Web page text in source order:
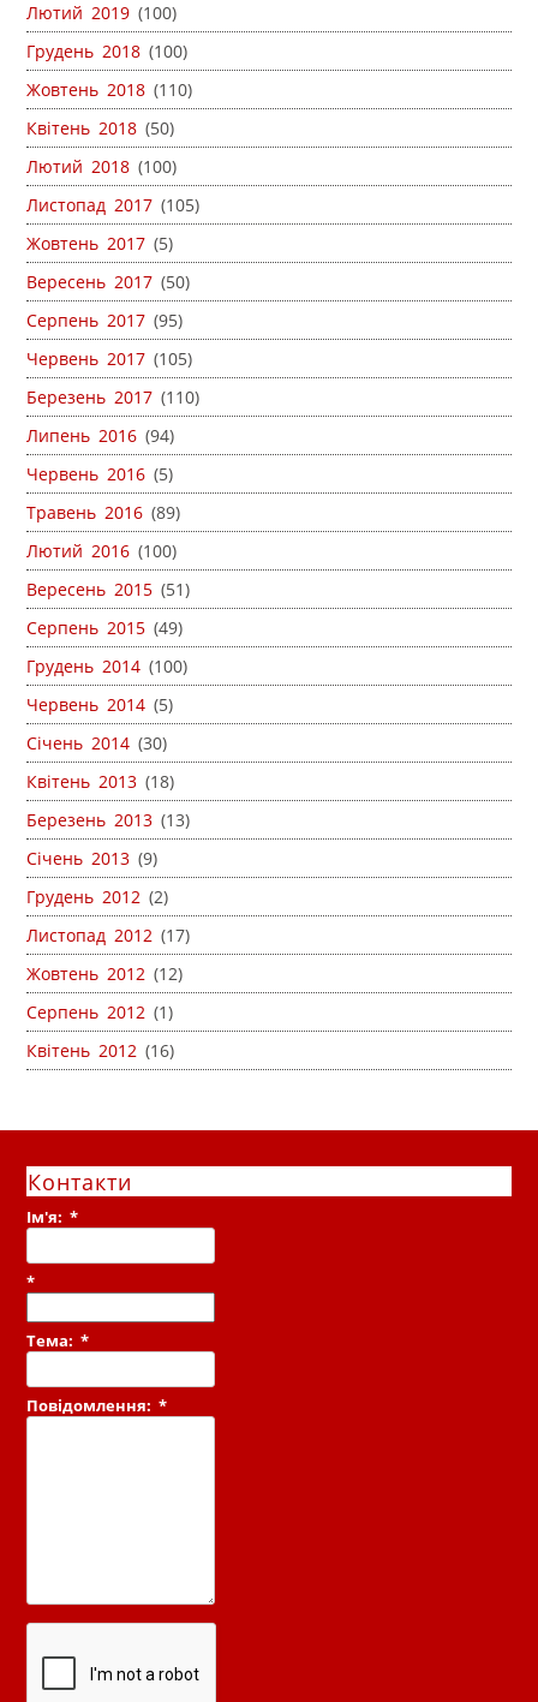
Лютий 2019 (100)
Грудень 2018 (100)
Жовтень 2018 (110)
Квітень 2018 (50)
Лютий 2018 (100)
Листопад 2017 (105)
Жовтень 2017 (5)
Вересень 2017 (50)
Серпень 2017 (95)
Червень 2017 (105)
Березень 2017 (110)
Липень 2016 (94)
Червень 2016 (5)
Травень 2016 (89)
Лютий 2016 (100)
Вересень 2015 (51)
Серпень 2015 (49)
Грудень 2014 (100)
Червень 2014 (5)
Січень 2014 (30)
Квітень 2013 (18)
Березень 2013 (13)
Січень 2013 (9)
Грудень 2012 (2)
Листопад 2012 (17)
Жовтень 2012 (12)
Серпень 2012 (1)
Квітень 2012 (16)
Контакти
Ім'я:*
*
Тема:*
Повідомлення:*